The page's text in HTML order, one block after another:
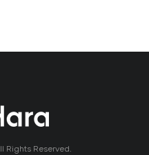
Rights Reserved.